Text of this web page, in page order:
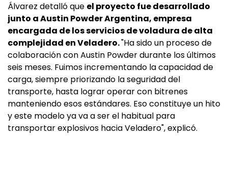
Álvarez detalló que el proyecto fue desarrollado
junto a Austin Powder Argentina, empresa
encargada de los servicios de voladura de alta
complejidad en Veladero."Ha sido un proceso de
colaboración con Austin Powder durante los últimos
seis meses. Fuimos incrementando la capacidad de
carga, siempre priorizando la seguridad del
transporte, hasta lograr operar con bitrenes
manteniendo esos estándares. Eso constituye un hito
y este modelo ya va a ser el habitual para
transportar explosivos hacia Veladero", explicó.